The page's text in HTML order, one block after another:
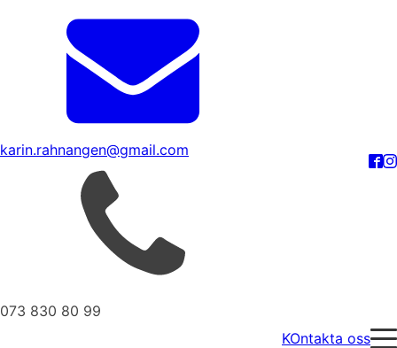
karin.rahnangen@gmail.com
073 830 80 99
KOntakta oss